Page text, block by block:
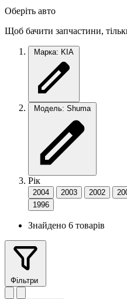
Оберіть авто
Щоб бачити запчастини,
Марка: KIA
Модель: Shuma
Рік
2004 2003 2002
1996
Знайдено 6 товарів
Фільтри